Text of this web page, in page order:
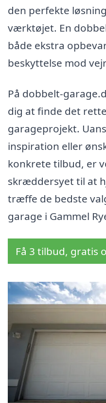
den perfekte
værktøjet. En
både ekstra
beskyttelse mod
På dobbelt-
dig at finde det
garageprojekt.
inspiration eller
konkrete tilbud, er
skræddersyet til at
træffe de bedste
garage i Gammel
Få 3 tilbud, gratis